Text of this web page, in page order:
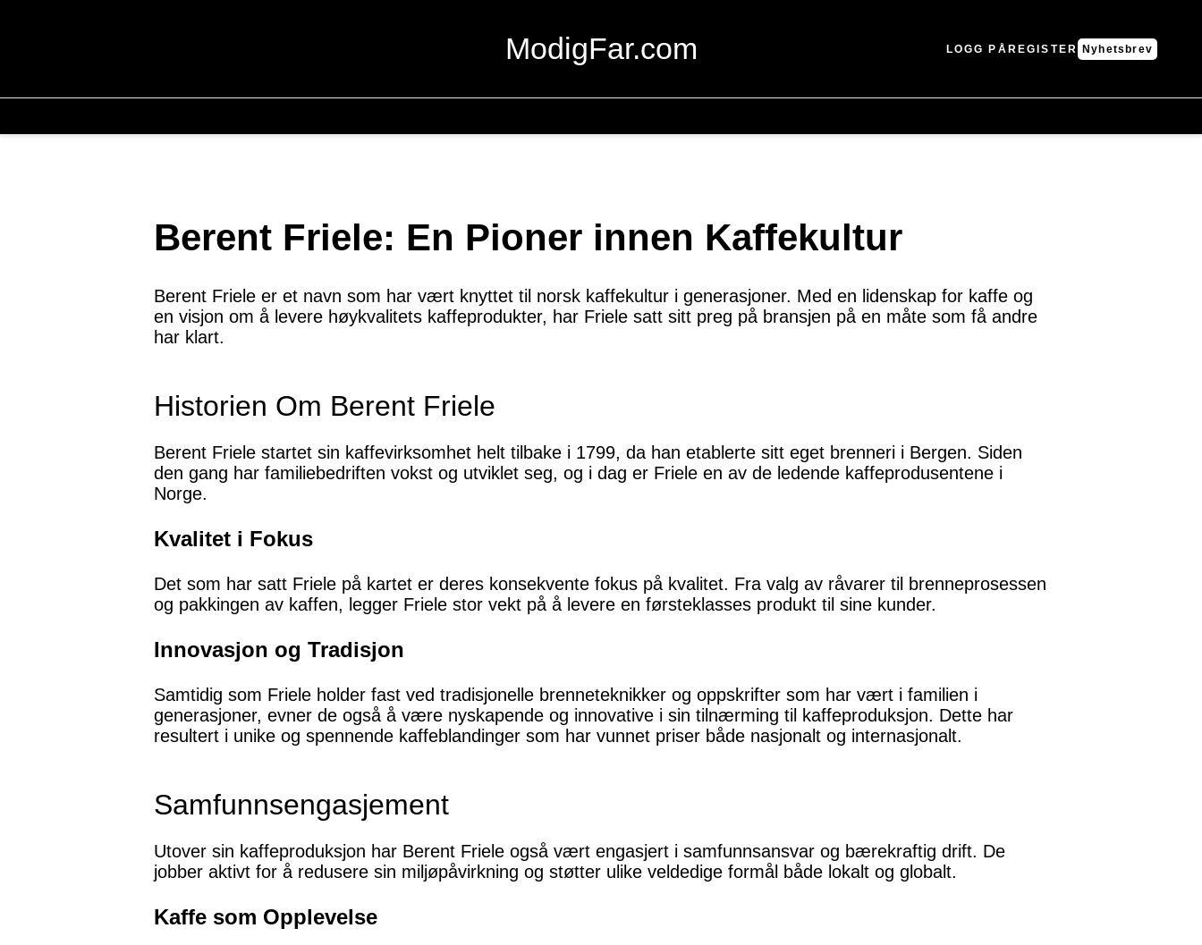
ModigFar.com LOGG PÅ REGISTER Nyhetsbrev
Berent Friele: En Pioner innen Kaffekultur
Berent Friele er et navn som har vært knyttet til norsk kaffekultur i generasjoner. Med en lidenskap for kaffe og
en visjon om å levere høykvalitets kaffeprodukter, har Friele satt sitt preg på bransjen på en måte som få andre
har klart.
Historien Om Berent Friele
Berent Friele startet sin kaffevirksomhet helt tilbake i 1799, da han etablerte sitt eget brenneri i Bergen. Siden
den gang har familiebedriften vokst og utviklet seg, og i dag er Friele en av de ledende kaffeprodusentene i
Norge.
Kvalitet i Fokus
Det som har satt Friele på kartet er deres konsekvente fokus på kvalitet. Fra valg av råvarer til brenneprosessen
og pakkingen av kaffen, legger Friele stor vekt på å levere en førsteklasses produkt til sine kunder.
Innovasjon og Tradisjon
Samtidig som Friele holder fast ved tradisjonelle brenneteknikker og oppskrifter som har vært i familien i
generasjoner, evner de også å være nyskapende og innovative i sin tilnærming til kaffeproduksjon. Dette har
resultert i unike og spennende kaffeblandinger som har vunnet priser både nasjonalt og internasjonalt.
Samfunnsengasjement
Utover sin kaffeproduksjon har Berent Friele også vært engasjert i samfunnsansvar og bærekraftig drift. De
jobber aktivt for å redusere sin miljøpåvirkning og støtter ulike veldedige formål både lokalt og globalt.
Kaffe som Opplevelse